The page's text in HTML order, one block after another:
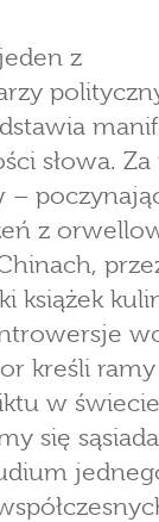
z
słowa.
–
z
książek
kreśli ramy
w
się